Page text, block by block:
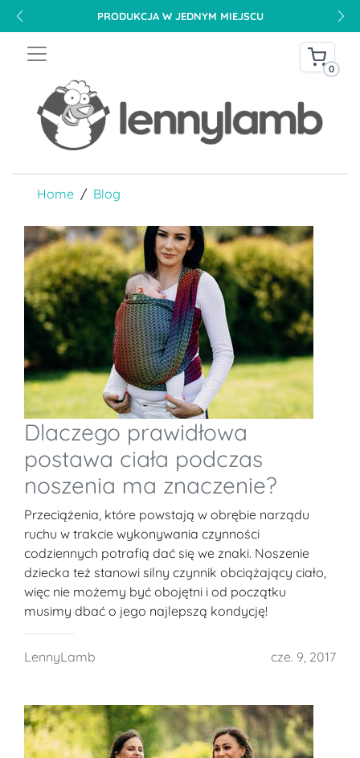
PRODUKCJA W JEDNYM MIEJSCU
0
Home Blog
Dlaczego prawidłowa
postawa ciała podczas
noszenia ma znaczenie?
Przeciążenia, które powstają w obrębie narządu
ruchu w trakcie wykonywania czynności
codziennych potrafią dać się we znaki. Noszenie
dziecka też stanowi silny czynnik obciążający ciało,
więc nie możemy być obojętni i od początku
musimy dbać o jego najlepszą kondycję!
LennyLamb cze. 9, 2017